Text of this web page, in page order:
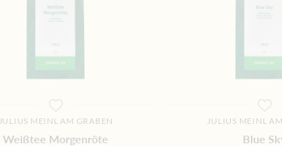
JULIUS MEINL AM GRABEN
Weißtee Morgenröte
JULIUS MEINL
Blue